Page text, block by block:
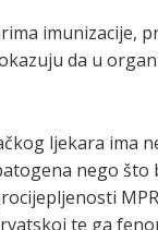
imunizacije,
da u
ljekara ima
nego
te ga